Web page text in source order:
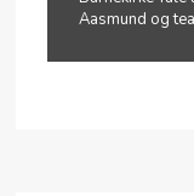
Aasmund og